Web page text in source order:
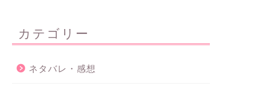
カテゴリー
ネタバレ・感想